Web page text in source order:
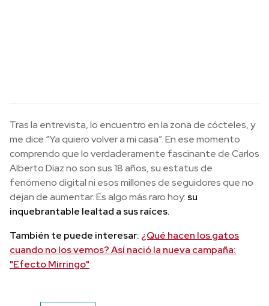
Tras la entrevista, lo encuentro en la zona de cócteles, y
me dice “Ya quiero volver a mi casa”. En ese momento
comprendo que lo verdaderamente fascinante de Carlos
Alberto Díaz no son sus 18 años, su estatus de
fenómeno digital ni esos millones de seguidores que no
dejan de aumentar. Es algo más raro hoy: su
inquebrantable lealtad a sus raíces.
También te puede interesar: ¿Qué hacen los gatos
cuando no los vemos? Así nació la nueva campaña:
"Efecto Mirringo"